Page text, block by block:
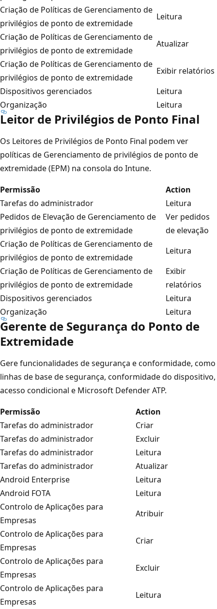
Criação de Políticas de Gerenciamento de
privilégios de ponto de extremidade
Leitura
Criação de Políticas de Gerenciamento de
privilégios de ponto de extremidade
Atualizar
Criação de Políticas de Gerenciamento de
privilégios de ponto de extremidade
Exibir relatórios
Dispositivos gerenciados
Leitura
Organização
Leitura
Leitor de Privilégios de Ponto Final
Os Leitores de Privilégios de Ponto Final podem ver
políticas de Gerenciamento de privilégios de ponto de
extremidade (EPM) na consola do Intune.
Permissão
Action
Tarefas do administrador
Leitura
Pedidos de Elevação de Gerenciamento de
privilégios de ponto de extremidade
Ver pedidos
de elevação
Criação de Políticas de Gerenciamento de
privilégios de ponto de extremidade
Leitura
Criação de Políticas de Gerenciamento de
privilégios de ponto de extremidade
Exibir
relatórios
Dispositivos gerenciados
Leitura
Organização
Leitura
Gerente de Segurança do Ponto de
Extremidade
Gere funcionalidades de segurança e conformidade, como
linhas de base de segurança, conformidade do dispositivo,
acesso condicional e Microsoft Defender ATP.
Permissão
Action
Tarefas do administrador
Criar
Tarefas do administrador
Excluir
Tarefas do administrador
Leitura
Tarefas do administrador
Atualizar
Android Enterprise
Leitura
Android FOTA
Leitura
Controlo de Aplicações para
Empresas
Atribuir
Controlo de Aplicações para
Empresas
Criar
Controlo de Aplicações para
Empresas
Excluir
Controlo de Aplicações para
Empresas
Leitura